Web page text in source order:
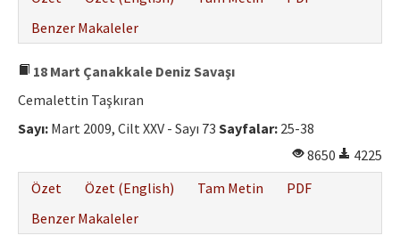
Benzer Makaleler
18 Mart Çanakkale Deniz Savaşı
Cemalettin Taşkıran
Sayı: Mart 2009, Cilt XXV - Sayı 73 Sayfalar: 25-38
8650
4225
Özet
Özet (English) Tam Metin
PDF
Benzer Makaleler